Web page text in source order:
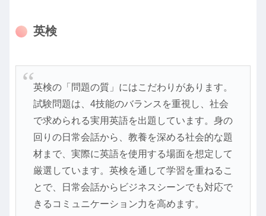
英検
英検の「問題の質」にはこだわりがあります。
試験問題は、4技能のバランスを重視し、社会
で求められる実用英語を出題しています。身の
回りの日常会話から、教養を深める社会的な題
材まで、実際に英語を使用する場面を想定して
厳選しています。英検を通して学習を重ねるこ
とで、日常会話からビジネスシーンでも対応で
きるコミュニケーション力を高めます。